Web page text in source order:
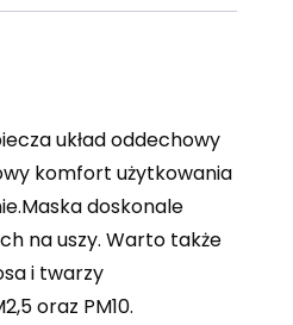
układ oddechowy
komfort użytkowania
doskonale
na uszy. Warto także
i twarzy
oraz PM10.